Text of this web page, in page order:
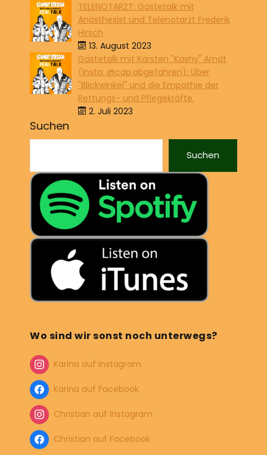
TELENOTARZT: Gästetalk mit
Anästhesist und Telenotarzt Frederik
Hirsch
13. August 2023
Gästetalk mit Karsten "Kashy" Arndt
(Insta: @cap.abgefahren): Über
"Blickwinkel" und die Empathie der
Rettungs- und Pflegekräfte.
2. Juli 2023
Suchen
Suchen
Wo sind wir sonst noch unterwegs?
Karina auf Instagram
Karina auf Facebook
Christian auf Instagram
Christian auf Facebook